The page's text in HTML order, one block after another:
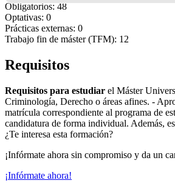
Obligatorios: 48
Optativas: 0
Prácticas externas: 0
Trabajo fin de máster (TFM): 12
Requisitos
Requisitos para estudiar el Máster
Criminología, Derecho o áreas afines. -
matrícula correspondiente al programa de
candidatura de forma individual. Además,
¿Te interesa esta formación?
¡Infórmate ahora sin compromiso y da un
¡Infórmate ahora!